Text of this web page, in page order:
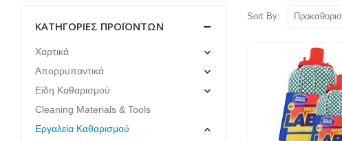
Sort By:
ΚΑΤΗΓΟΡΊΕΣ ΠΡΟΪΌΝΤΩΝ
Χαρτικά
Απορρυπαντικά
Είδη Καθαρισμού
Cleaning Materials & Tools
Εργαλεία Καθαρισμού